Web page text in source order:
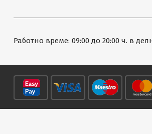
Работно време: 09:00 до 20:00 ч. в